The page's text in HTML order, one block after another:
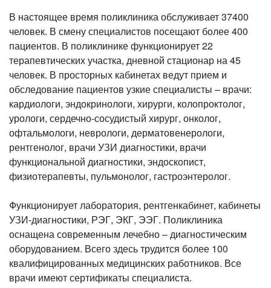
В настоящее время поликлиника обслуживает 37400
человек. В смену специалистов посещают более 400
пациентов. В поликлинике функционирует 22
терапевтических участка, дневной стационар на 45
человек. В просторных кабинетах ведут прием и
обследование пациентов узкие специалисты – врачи:
кардиологи, эндокринологи, хирурги, колопроктолог,
урологи, сердечно-сосудистый хирург, онколог,
офтальмологи, неврологи, дерматовенерологи,
рентгенолог, врачи УЗИ диагностики, врачи
функциональной диагностики, эндоскопист,
физиотерапевты, пульмонолог, гастроэнтеролог.
Функционирует лаборатория, рентгенкабинет, кабинеты
УЗИ-диагностики, РЭГ, ЭКГ, ЭЭГ. Поликлиника
оснащена современным лечебно – диагностическим
оборудованием. Всего здесь трудится более 100
квалифицированных медицинских работников. Все
врачи имеют сертификаты специалиста.